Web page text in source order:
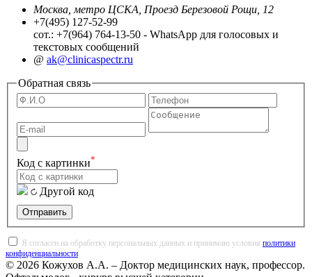
Москва, метро ЦСКА, Проезд Березовой Рощи, 12
+7(495) 127-52-99
сот.: +7(964) 764-13-50 - WhatsApp для голосовых и
текстовых сообщений
@ ak@clinicaspectr.ru
Обратная связь
Код с картинки*
Другой код
Отправить
Я согласен на обработку персональных данных и принимаю условия политики
конфиденциальности.
© 2026 Кожухов А.А. – Доктор медицинских наук, профессор.